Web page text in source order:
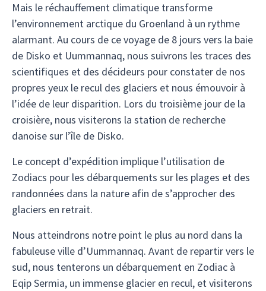
Mais le réchauffement climatique transforme
l’environnement arctique du Groenland à un rythme
alarmant. Au cours de ce voyage de 8 jours vers la baie
de Disko et Uummannaq, nous suivrons les traces des
scientifiques et des décideurs pour constater de nos
propres yeux le recul des glaciers et nous émouvoir à
l’idée de leur disparition. Lors du troisième jour de la
croisière, nous visiterons la station de recherche
danoise sur l’île de Disko.
Le concept d’expédition implique l’utilisation de
Zodiacs pour les débarquements sur les plages et des
randonnées dans la nature afin de s’approcher des
glaciers en retrait.
Nous atteindrons notre point le plus au nord dans la
fabuleuse ville d’Uummannaq. Avant de repartir vers le
sud, nous tenterons un débarquement en Zodiac à
Eqip Sermia, un immense glacier en recul, et visiterons